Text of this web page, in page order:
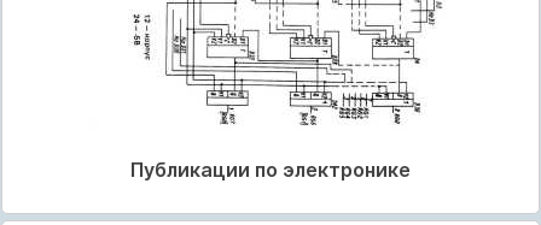
Публикации по электронике